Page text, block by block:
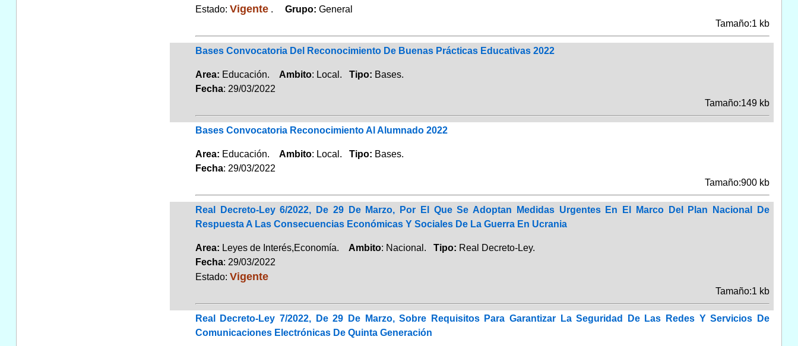
Estado: Vigente. Grupo: General
Tamaño:1 kb
Bases Convocatoria Del Reconocimiento De Buenas Prácticas Educativas 2022
Area: Educación. Ambito: Local. Tipo: Bases.
Fecha: 29/03/2022
Tamaño:149 kb
Bases Convocatoria Reconocimiento Al Alumnado 2022
Area: Educación. Ambito: Local. Tipo: Bases.
Fecha: 29/03/2022
Tamaño:900 kb
Real Decreto-Ley 6/2022, De 29 De Marzo, Por El Que Se Adoptan Medidas Urgentes En El Marco Del Plan Nacional De
Respuesta A Las Consecuencias Económicas Y Sociales De La Guerra En Ucrania
Area: Leyes de Interés,Economía. Ambito: Nacional. Tipo: Real Decreto-Ley.
Fecha: 29/03/2022
Estado: Vigente
Tamaño:1 kb
Real Decreto-Ley 7/2022, De 29 De Marzo, Sobre Requisitos Para Garantizar La Seguridad De Las Redes Y Servicios De
Comunicaciones Electrónicas De Quinta Generación